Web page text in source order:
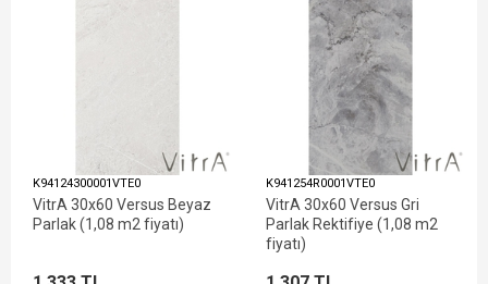
K94124300001VTE0
VitrA 30x60 Versus Beyaz
Parlak (1,08 m2 fiyatı)
K941254R0001VTE0
VitrA 30x60 Versus Gri
Parlak Rektifiye (1,08 m2
fiyatı)